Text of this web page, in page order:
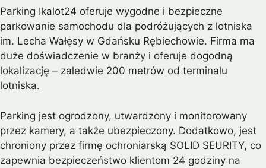
Parking Ikalot24 oferuje wygodne i bezpieczne
parkowanie samochodu dla podróżujących z lotniska
im. Lecha Wałęsy w Gdańsku Rębiechowie. Firma ma
duże doświadczenie w branży i oferuje dogodną
lokalizację – zaledwie 200 metrów od terminalu
lotniska.
Parking jest ogrodzony, utwardzony i monitorowany
przez kamery, a także ubezpieczony. Dodatkowo, jest
chroniony przez firmę ochroniarską SOLID SEURITY, co
zapewnia bezpieczeństwo klientom 24 godziny na